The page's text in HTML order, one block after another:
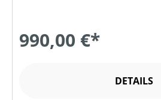
990,00 €*
DETAILS